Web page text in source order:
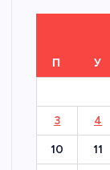
П У
3 4
10 11